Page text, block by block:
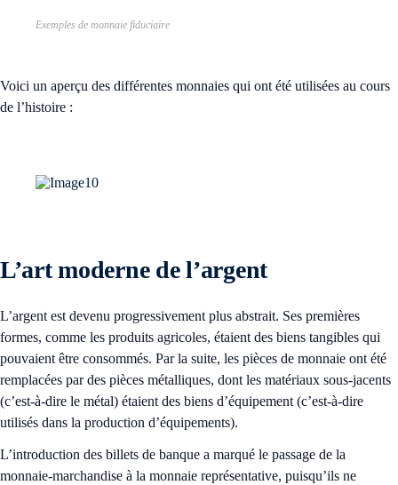
Exemples de monnaie fiduciaire
Voici un aperçu des différentes monnaies qui ont été utilisées au cours
de l’histoire :
L’art moderne de l’argent
L’argent est devenu progressivement plus abstrait. Ses premières
formes, comme les produits agricoles, étaient des biens tangibles qui
pouvaient être consommés. Par la suite, les pièces de monnaie ont été
remplacées par des pièces métalliques, dont les matériaux sous-jacents
(c’est-à-dire le métal) étaient des biens d’équipement (c’est-à-dire
utilisés dans la production d’équipements).
L’introduction des billets de banque a marqué le passage de la
monnaie-marchandise à la monnaie représentative, puisqu’ils ne